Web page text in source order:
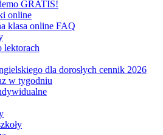
GRATIS!
online
klasa online FAQ
lektorach
dla dorosłych cennik 2026
w tygodniu